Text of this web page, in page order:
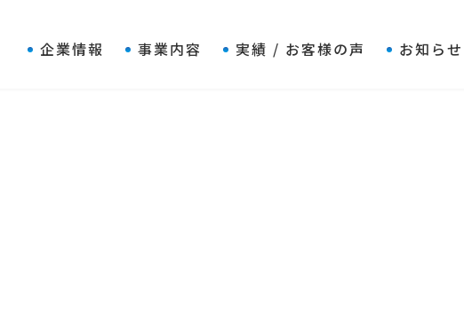
企業情報 事業内容 実績 / お客様の声 お知らせ